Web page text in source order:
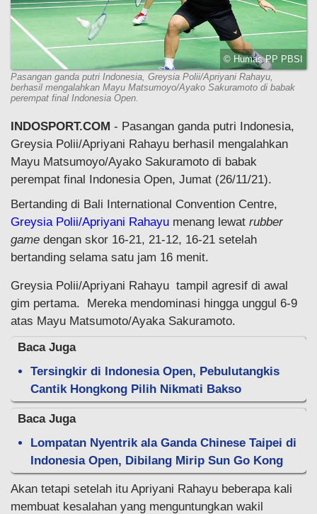
© Humas PP PBSI
Pasangan ganda putri Indonesia, Greysia Polii/Apriyani Rahayu,
berhasil mengalahkan Mayu Matsumoyo/Ayako Sakuramoto di babak
perempat final Indonesia Open.
INDOSPORT.COM - Pasangan ganda putri Indonesia,
Greysia Polii/Apriyani Rahayu berhasil mengalahkan
Mayu Matsumoyo/Ayako Sakuramoto di babak
perempat final Indonesia Open, Jumat (26/11/21).
Bertanding di Bali International Convention Centre,
Greysia Polii/Apriyani Rahayu menang lewat rubber
game dengan skor 16-21, 21-12, 16-21 setelah
bertanding selama satu jam 16 menit.
Greysia Polii/Apriyani Rahayu tampil agresif di awal
gim pertama. Mereka mendominasi hingga unggul 6-9
atas Mayu Matsumoto/Ayaka Sakuramoto.
Baca Juga
Tersingkir di Indonesia Open, Pebulutangkis
Cantik Hongkong Pilih Nikmati Bakso
Baca Juga
Lompatan Nyentrik ala Ganda Chinese Taipei di
Indonesia Open, Dibilang Mirip Sun Go Kong
Akan tetapi setelah itu Apriyani Rahayu beberapa kali
membuat kesalahan yang menguntungkan wakil